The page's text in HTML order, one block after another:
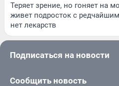
Теряет зрение, но гоняет на
живет подросток с
нет лекарств
Подписаться на новости
Сообщить новость